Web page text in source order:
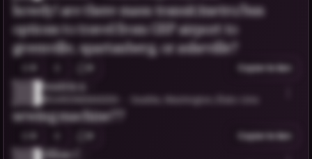
howdy! are there mass transit/metro/bus
options to travel from GSP airport to
greenville, spartanberg, or asheville?
Copier le lien
beatrix s.
sewing machine??
Copier le lien
Jillian C.